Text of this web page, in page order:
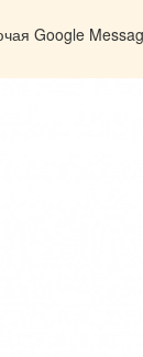
Google